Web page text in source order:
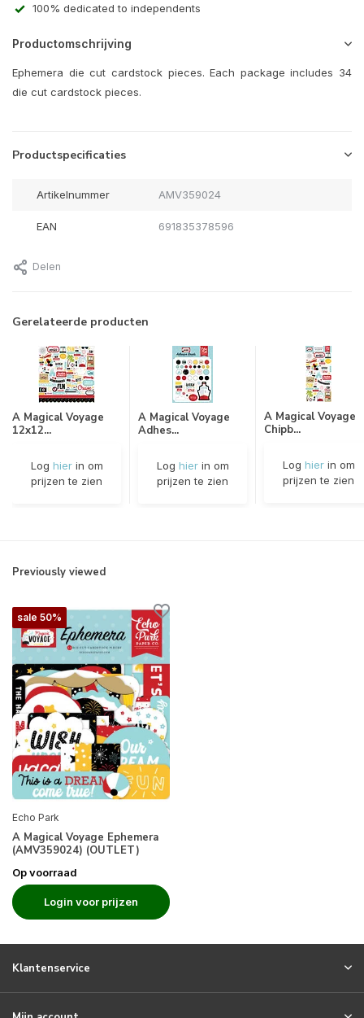
100% dedicated to independents
Productomschrijving
Ephemera die cut cardstock pieces. Each package includes 34
die cut cardstock pieces.
Productspecificaties
Artikelnummer AMV359024
EAN 691835378596
Delen
Gerelateerde producten
A Magical Voyage
12x12...
Log hierin om
prijzen te zien
A Magical Voyage
Adhes...
Log hierin om
prijzen te zien
A Magical Voyage
Chipb...
Log hierin om
prijzen te zien
Previously viewed
sale 50%
Echo Park
A Magical Voyage Ephemera
(AMV359024) (OUTLET)
Op voorraad
Login voor prijzen
Klantenservice